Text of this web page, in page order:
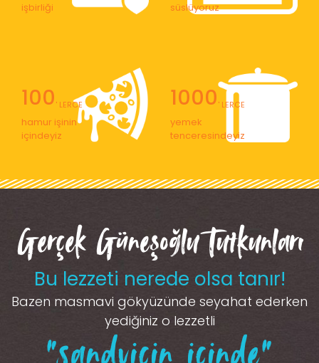
işbirliği
süslüyoruz
100' LERCE
hamur işinin
içindeyiz
1000' LERCE
yemek
tenceresindeyiz
Gerçek Güneşoğlu Tutkunları
Bu lezzeti nerede olsa tanır!
Bazen masmavi gökyüzünde seyahat ederken
yediğiniz o lezzetli